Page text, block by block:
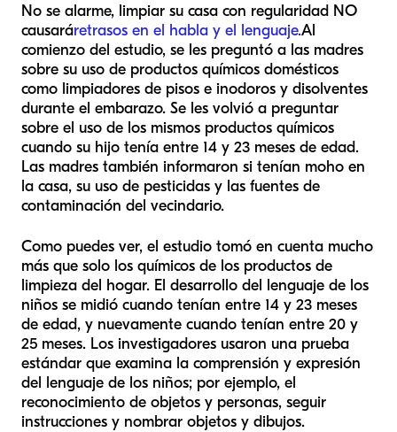
No se alarme, limpiar su casa con regularidad NO
causaráretrasos en el habla y el lenguaje.Al
comienzo del estudio, se les preguntó a las madres
sobre su uso de productos químicos domésticos
como limpiadores de pisos e inodoros y disolventes
durante el embarazo. Se les volvió a preguntar
sobre el uso de los mismos productos químicos
cuando su hijo tenía entre 14 y 23 meses de edad.
Las madres también informaron si tenían moho en
la casa, su uso de pesticidas y las fuentes de
contaminación del vecindario.
Como puedes ver, el estudio tomó en cuenta mucho
más que solo los químicos de los productos de
limpieza del hogar. El desarrollo del lenguaje de los
niños se midió cuando tenían entre 14 y 23 meses
de edad, y nuevamente cuando tenían entre 20 y
25 meses. Los investigadores usaron una prueba
estándar que examina la comprensión y expresión
del lenguaje de los niños; por ejemplo, el
reconocimiento de objetos y personas, seguir
instrucciones y nombrar objetos y dibujos.